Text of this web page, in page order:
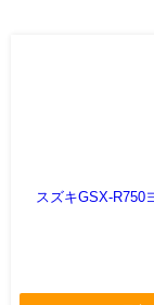
スズキGSX-R750